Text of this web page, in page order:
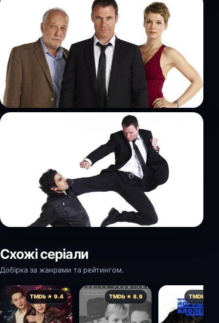
Схожі серіали
Добірка за жанрами та рейтингом.
TMDb ★ 9.4 TMDb ★ 8.9 TMDb ★